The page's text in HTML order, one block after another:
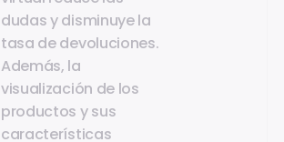
dudas y disminuye la
tasa de devoluciones.
Además, la
visualización de los
productos y sus
características